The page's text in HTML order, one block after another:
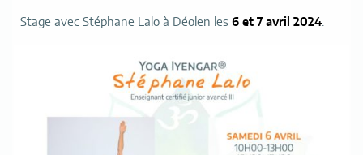
Stage avec Stéphane Lalo à Déolen les 6 et 7 avril 2024.